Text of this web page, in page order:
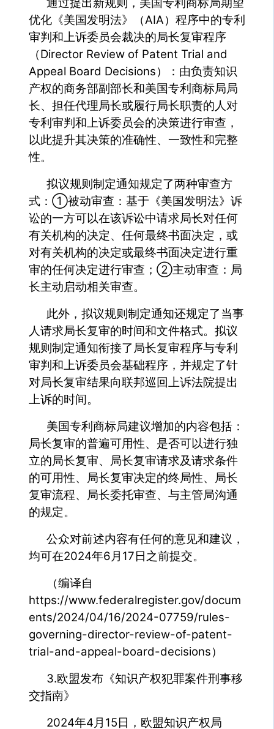
优化《美国发明法》（AIA）程序中的专利
审判和上诉委员会裁决的局长复审程序
（Director Review of Patent Trial and
Appeal Board Decisions）：由负责知识
产权的商务部副部长和美国专利商标局局
长、担任代理局长或履行局长职责的人对
专利审判和上诉委员会的决策进行审查，
以此提升其决策的准确性、一致性和完整
性。
拟议规则制定通知规定了两种审查方
式：①被动审查：基于《美国发明法》诉
讼的一方可以在该诉讼中请求局长对任何
有关机构的决定、任何最终书面决定，或
对有关机构的决定或最终书面决定进行重
审的任何决定进行审查；②主动审查：局
长主动启动相关审查。
此外，拟议规则制定通知还规定了当事
人请求局长复审的时间和文件格式。拟议
规则制定通知衔接了局长复审程序与专利
审判和上诉委员会基础程序，并规定了针
对局长复审结果向联邦巡回上诉法院提出
上诉的时间。
美国专利商标局建议增加的内容包括：
局长复审的普遍可用性、是否可以进行独
立的局长复审、局长复审请求及请求条件
的可用性、局长复审决定的终局性、局长
复审流程、局长委托审查、与主管局沟通
的规定。
公众对前述内容有任何的意见和建议，
均可在2024年6月17日之前提交。
（编译自
https://www.federalregister.gov/docum
ents/2024/04/16/2024-07759/rules-
governing-director-review-of-patent-
trial-and-appeal-board-decisions）
3.欧盟发布《知识产权犯罪案件刑事移
交指南》
2024年4月15日，欧盟知识产权局